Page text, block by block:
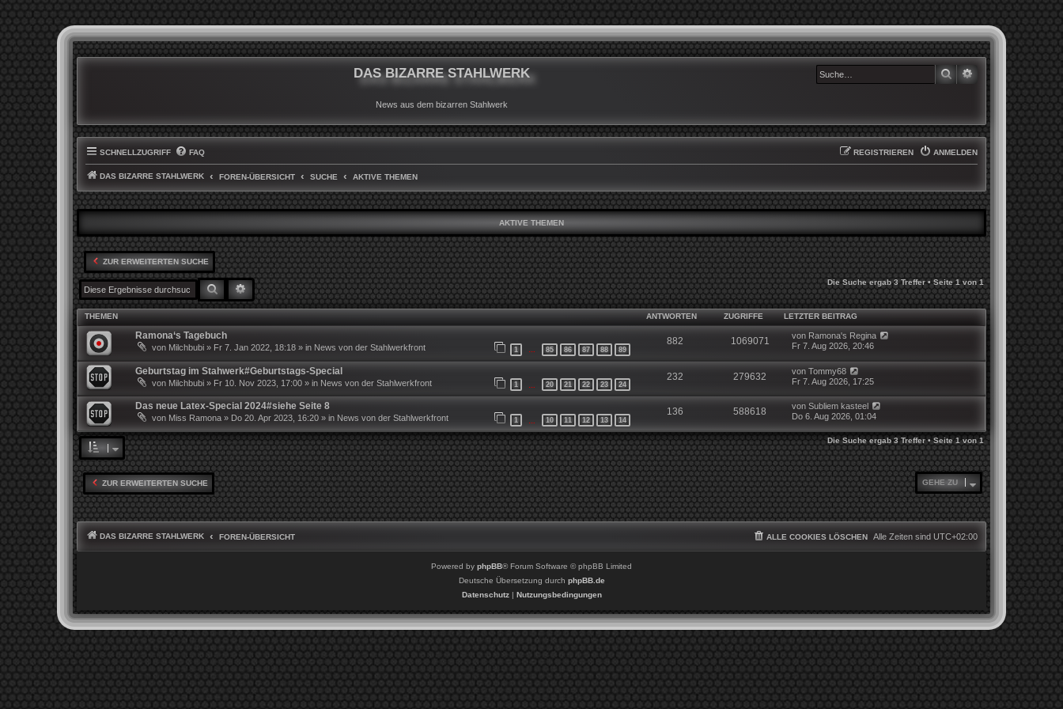
DAS BIZARRE STAHLWERK
News aus dem bizarren Stahlwerk
SUCHE
SCHNELLZUGRIFF FAQ ANMELDEN
REGISTRIEREN
DAS BIZARRE STAHLWERK FOREN-ÜBERSICHT SUCHE AKTIVE THEMEN
AKTIVE THEMEN
ZUR ERWEITERTEN SUCHE
SUCHE ERWEITERTE SUCHE
Die Suche ergab 3 Treffer • Seite1 von1
THEMEN ANTWORTEN ZUGRIFFE LETZTER BEITRAG
Ramona‘s Tagebuch
von Milchbubi » Fr 7. Jan 2022, 18:18 » in News von der Stahlwerkfront 1 … 85 86 87 88 89
882 1069071 von Ramona's Regina
Fr 7. Aug 2026, 20:46
Geburtstag im Stahwerk#Geburtstags-Special
von Milchbubi » Fr 10. Nov 2023, 17:00 » in News von der Stahlwerkfront 1 20 21 22 23 24
232 279632 von Tommy68
Fr 7. Aug 2026, 17:25
Das neue Latex-Special 2024#siehe Seite 8
von Miss Ramona » Do 20. Apr 2023, 16:20 » in News von der Stahlwerkfront 1 10 11 12 13 14
136 588618 von Subliem kasteel
Do 6. Aug 2026, 01:04
Die Suche ergab 3 Treffer • Seite1von1
ZUR ERWEITERTEN SUCHE GEHE ZU
DAS BIZARRE STAHLWERK FOREN-ÜBERSICHT Alle Zeiten sind UTC+02:00
ALLE COOKIES LÖSCHEN
Powered by phpBB® Forum Software © phpBB Limited
Deutsche Übersetzung durch phpBB.de
Datenschutz| Nutzungsbedingungen